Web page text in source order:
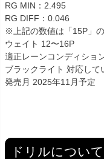
RG MIN：2.495
RG DIFF：0.046
※上記の数値は「15P」の
ウェイト 12〜16P
適正レーンコンディショ
ブラックライト 対応して
発売月 2025年11月予定
ドリルについて